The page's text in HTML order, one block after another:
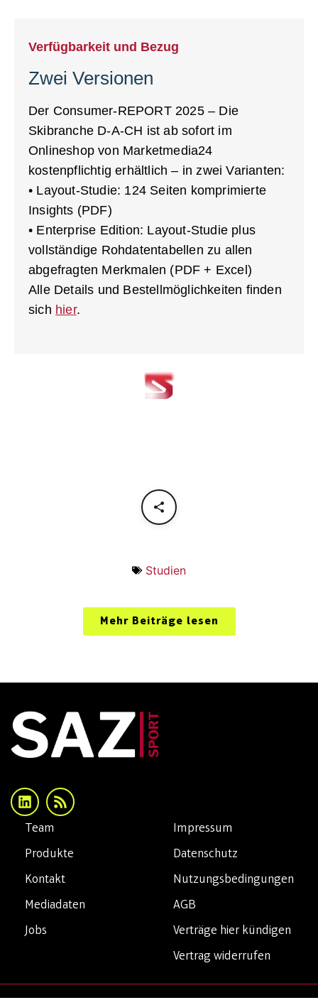
Verfügbarkeit und Bezug
Zwei Versionen
Der Consumer-REPORT 2025 – Die
Skibranche D-A-CH ist ab sofort im
Onlineshop von Marketmedia24
kostenpflichtig erhältlich – in zwei Varianten:
• Layout-Studie: 124 Seiten komprimierte
Insights (PDF)
• Enterprise Edition: Layout-Studie plus
vollständige Rohdatentabellen zu allen
abgefragten Merkmalen (PDF + Excel)
Alle Details und Bestellmöglichkeiten finden
sich hier.
Studien
Mehr Beiträge lesen
Impressum
Datenschutz
Nutzungsbedingungen
AGB
Verträge hier kündigen
Vertrag widerrufen
Team
Produkte
Kontakt
Mediadaten
Jobs